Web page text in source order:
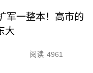
军一整本！高市的
大
阅读 4961